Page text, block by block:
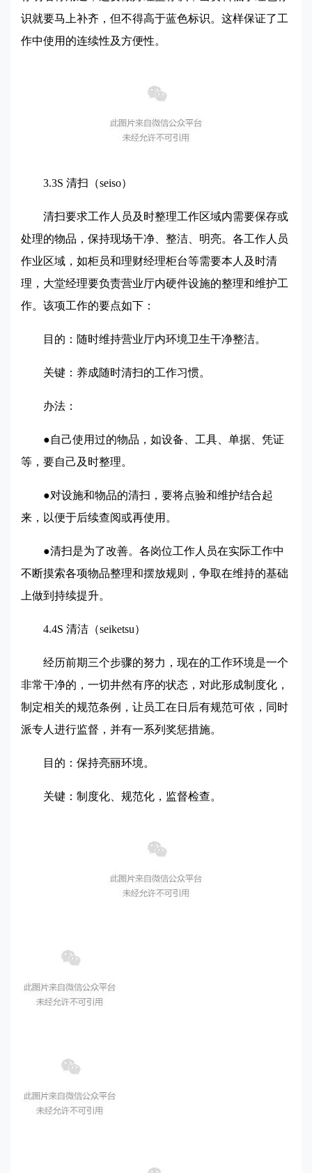
识就要马上补齐，但不得高于蓝色标识。这样保证了工
作中使用的连续性及方便性。
3.3S 清扫（seiso）
清扫要求工作人员及时整理工作区域内需要保存或
处理的物品，保持现场干净、整洁、明亮。各工作人员
作业区域，如柜员和理财经理柜台等需要本人及时清
理，大堂经理要负责营业厅内硬件设施的整理和维护工
作。该项工作的要点如下：
目的：随时维持营业厅内环境卫生干净整洁。
关键：养成随时清扫的工作习惯。
办法：
●自己使用过的物品，如设备、工具、单据、凭证
等，要自己及时整理。
●对设施和物品的清扫，要将点验和维护结合起
来，以便于后续查阅或再使用。
●清扫是为了改善。各岗位工作人员在实际工作中
不断摸索各项物品整理和摆放规则，争取在维持的基础
上做到持续提升。
4.4S 清洁（seiketsu）
经历前期三个步骤的努力，现在的工作环境是一个
非常干净的，一切井然有序的状态，对此形成制度化，
制定相关的规范条例，让员工在日后有规范可依，同时
派专人进行监督，并有一系列奖惩措施。
目的：保持亮丽环境。
关键：制度化、规范化，监督检查。